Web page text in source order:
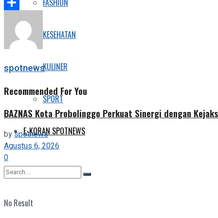
FASHION
KESEHATAN
KULINER
SPORT
E-KORAN SPOTNEWS
No Result
spotnews
Recommended For You
BAZNAS Kota Probolinggo Perkuat Sinergi dengan
byspotnews
Agustus 6, 2026
0